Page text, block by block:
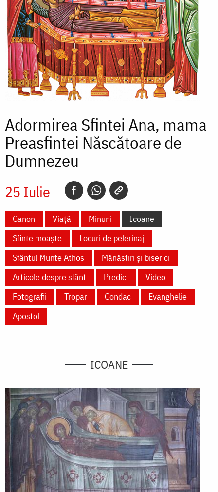
Adormirea Sfintei Ana, mama
Preasfintei Născătoare de
Dumnezeu
25 Iulie
Canon Viață Minuni
Icoane
Sfinte moaște
Locuri de pelerinaj
Sfântul Munte Athos
Mănăstiri și biserici
Articole despre sfânt
Predici
Video
Fotografii
Tropar Condac
Evanghelie
Apostol
ICOANE